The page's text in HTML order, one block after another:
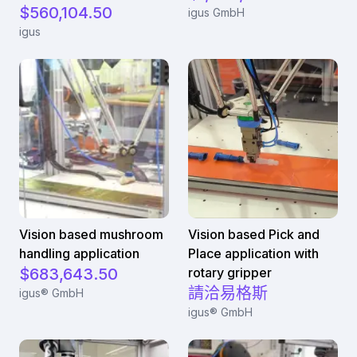
$560,104.50
igus
igus GmbH
Vision based mushroom
handling application
$683,643.50
igus® GmbH
Vision based Pick and
Place application with
rotary gripper
請洽易格斯
igus® GmbH